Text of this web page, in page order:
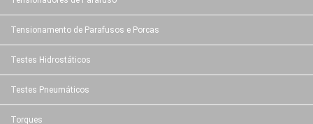
Tensionamento de Parafusos e Porcas
Testes Hidrostáticos
Testes Pneumáticos
Torques